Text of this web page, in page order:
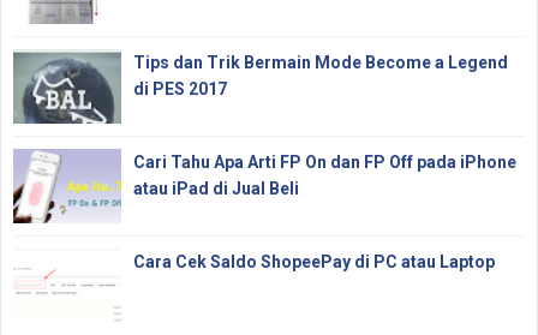
Tips dan Trik Bermain Mode Become a Legend
di PES 2017
Cari Tahu Apa Arti FP On dan FP Off pada iPhone
atau iPad di Jual Beli
Cara Cek Saldo ShopeePay di PC atau Laptop